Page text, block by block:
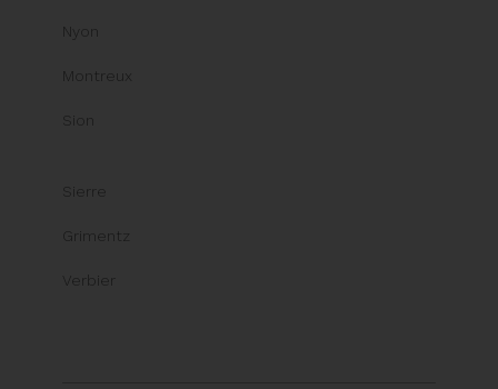
Nyon
Montreux
Sion
Sierre
Grimentz
Verbier